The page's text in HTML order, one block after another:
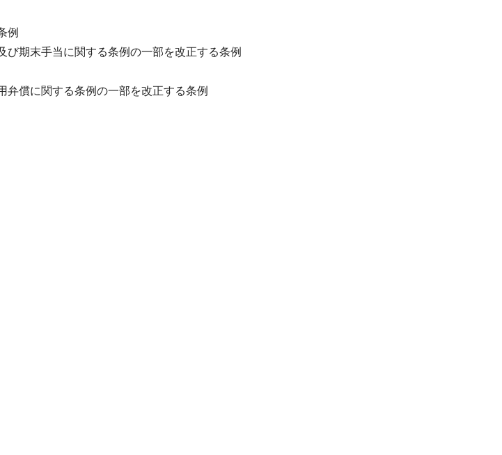
例
期末手当に関する条例の一部を改正する条例
償に関する条例の一部を改正する条例